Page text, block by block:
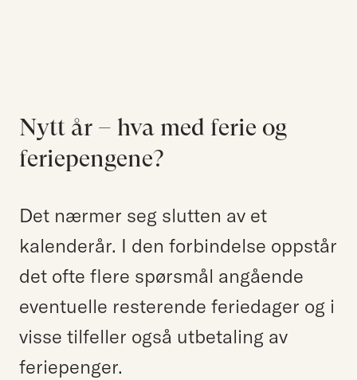
Karriere
Kontakt oss
Hjort Bridge
Søk etter:
Nytt år – hva med ferie og
feriepengene?
Det nærmer seg slutten av et
kalenderår. I den forbindelse oppstår
det ofte flere spørsmål angående
eventuelle resterende feriedager og i
visse tilfeller også utbetaling av
feriepenger.